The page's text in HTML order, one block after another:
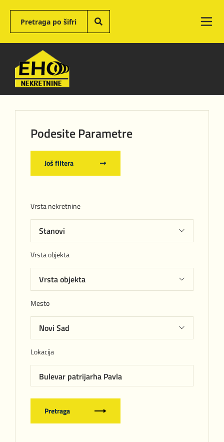
Podesite Parametre
Još filtera
Vrsta nekretnine
Vrsta objekta
Mesto
Lokacija
Bulevar patrijarha Pavla
Pretraga